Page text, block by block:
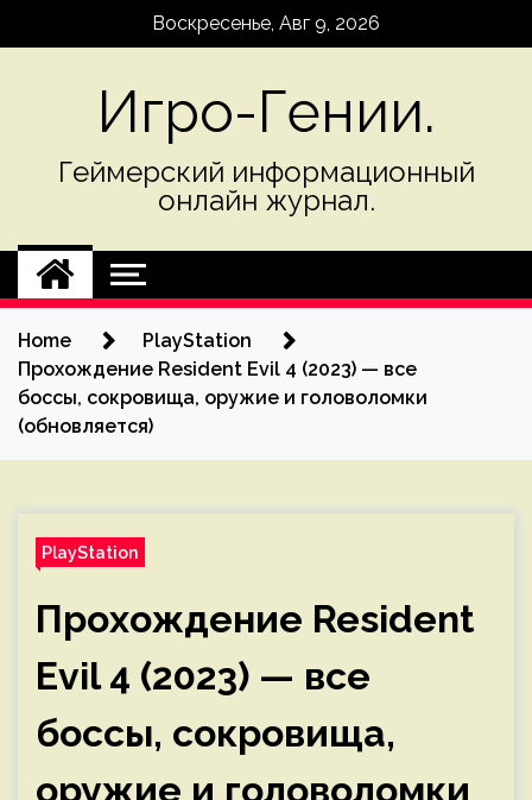
Воскресенье, Авг 9, 2026
Игро-Гении.
Геймерский информационный
онлайн журнал.
Home
PlayStation
Прохождение Resident Evil 4 (2023) — все
боссы, сокровища, оружие и головоломки
(обновляется)
PlayStation
Прохождение Resident
Evil 4 (2023) — все
боссы, сокровища,
оружие и головоломки